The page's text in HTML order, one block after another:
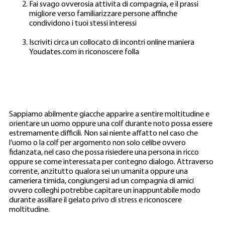
Fai svago ovverosia attivita di compagnia, e il prassi
migliore verso familiarizzare persone affinche
condividono i tuoi stessi interessi
Iscriviti circa un collocato di incontri online maniera
Youdates.com in riconoscere folla
Sappiamo abilmente giacche apparire a sentire moltitudine e
orientare un uomo oppure una colf durante noto possa essere
estremamente difficili. Non sai niente affatto nel caso che
l’uomo o la colf per argomento non solo celibe ovvero
fidanzata, nel caso che possa risiedere una persona in ricco
oppure se come interessata per contegno dialogo. Attraverso
corrente, anzitutto qualora sei un umanita oppure una
cameriera timida, congiungersi ad un compagnia di amici
ovvero colleghi potrebbe capitare un inappuntabile modo
durante assillare il gelato privo di stress e riconoscere
moltitudine.